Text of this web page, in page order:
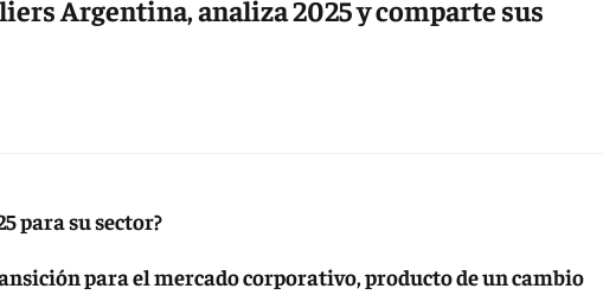
Argentina, analiza 2025 y comparte sus
para su sector?
para el mercado corporativo,producto de un cambio